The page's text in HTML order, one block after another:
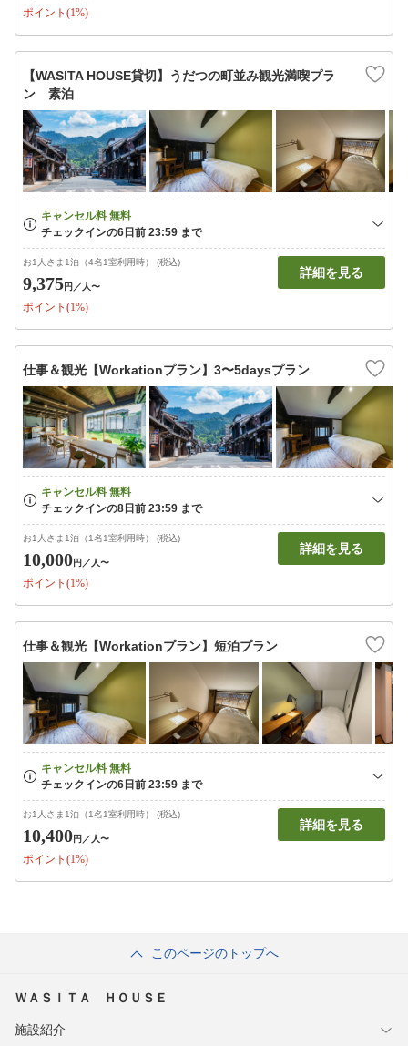
ポイント(1%)
【WASITA HOUSE貸切】うだつの町並み観光満喫プラ
ン 素泊
お1人さま1泊（4名1室利用時） (税込)
9,375円 ／人〜
ポイント(1%)
詳細を見る
仕事＆観光【Workationプラン】3〜5daysプラン
お1人さま1泊（1名1室利用時） (税込)
10,000円 ／人〜
ポイント(1%)
詳細を見る
仕事＆観光【Workationプラン】短泊プラン
お1人さま1泊（1名1室利用時） (税込)
10,400円 ／人〜
ポイント(1%)
詳細を見る
このページのトップへ
ＷＡＳＩＴＡ ＨＯＵＳＥ
施設紹介